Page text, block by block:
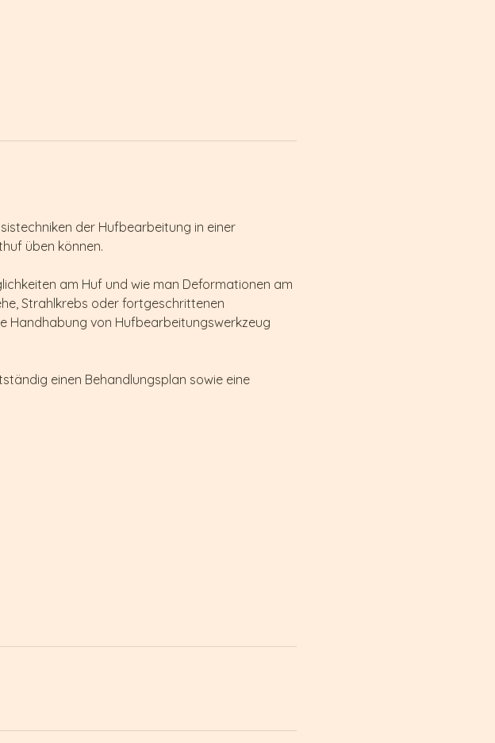
der Hufbearbeitung in einer
üben können.
am Huf und wie man Deformationen am
Strahlkrebs oder fortgeschrittenen
Handhabung von Hufbearbeitungswerkzeug
einen Behandlungsplan sowie eine